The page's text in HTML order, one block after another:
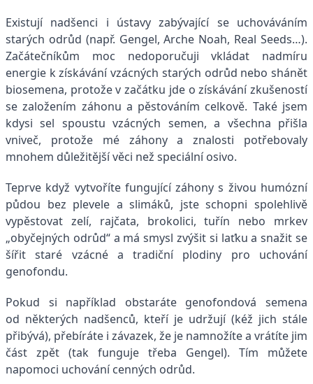
Existují nadšenci i ústavy zabývající se uchováváním
starých odrůd (např. Gengel, Arche Noah, Real Seeds…).
Začátečníkům moc nedoporučuji vkládat nadmíru
energie k získávání vzácných starých odrůd nebo shánět
biosemena, protože v začátku jde o získávání zkušeností
se založením záhonu a pěstováním celkově. Také jsem
kdysi sel spoustu vzácných semen, a všechna přišla
vniveč, protože mé záhony a znalosti potřebovaly
mnohem důležitější věci než speciální osivo.
Teprve když vytvoříte fungující záhony s živou humózní
půdou bez plevele a slimáků, jste schopni spolehlivě
vypěstovat zelí, rajčata, brokolici, tuřín nebo mrkev
„obyčejných odrůd“ a má smysl zvýšit si laťku a snažit se
šířit staré vzácné a tradiční plodiny pro uchování
genofondu.
Pokud si například obstaráte genofondová semena
od některých nadšenců, kteří je udržují (kéž jich stále
přibývá), přebíráte i závazek, že je namnožíte a vrátíte jim
část zpět (tak funguje třeba Gengel). Tím můžete
napomoci uchování cenných odrůd.